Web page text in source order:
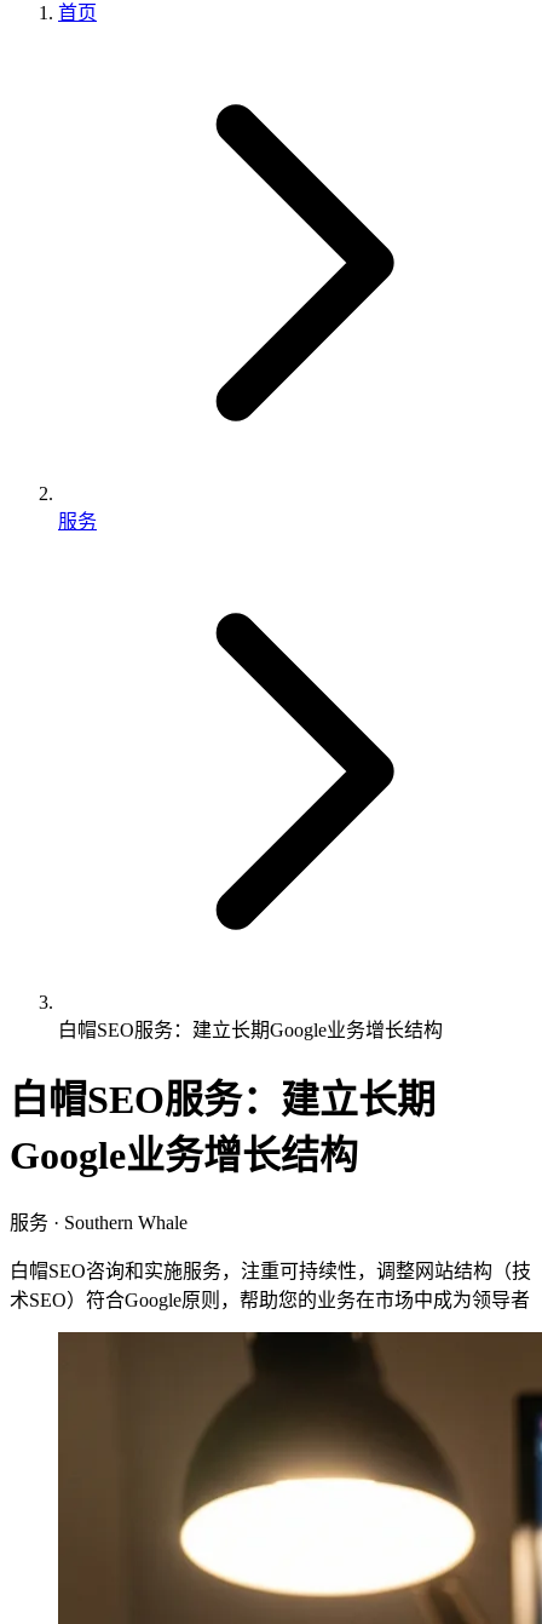
首页
服务
白帽SEO服务：建立长期Google业务增长结构
白帽SEO服务：建立长期
Google业务增长结构
服务 · Southern Whale
白帽SEO咨询和实施服务，注重可持续性，调整网站结构（技
术SEO）符合Google原则，帮助您的业务在市场中成为领导者